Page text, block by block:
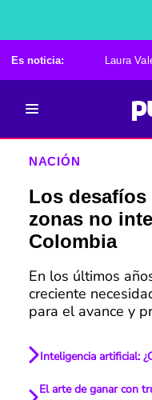
Es noticia: Laura
NACIÓN
Los
zonas no
Colombia
En los últimos
creciente
para el avance y
Inteligencia artificial:
El arte de ganar con